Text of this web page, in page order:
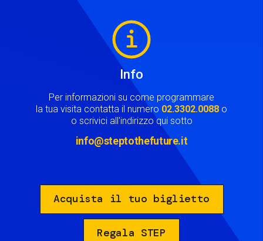
Info
Per informazioni su come programmare
la tua visita contatta il numero 02.3302.0088 o
o scrivici all'indirizzo qui sotto
info@steptothefuture.it
Acquista il tuo biglietto
Regala STEP